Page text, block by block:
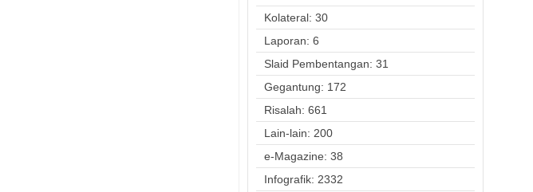
Kolateral: 30
Laporan: 6
Slaid Pembentangan: 31
Gegantung: 172
Risalah: 661
Lain-lain: 200
e-Magazine: 38
Infografik: 2332